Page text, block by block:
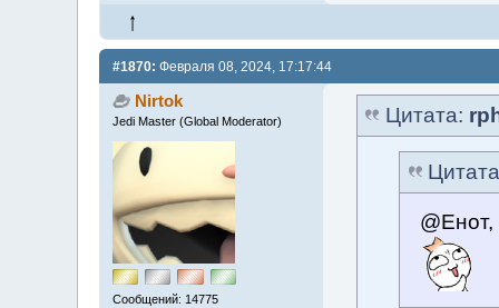
#1870: Февраля 08, 2024, 17:17:44
Nirtok
Jedi Master (Global Moderator)
Сообщений: 14775
Цитата: